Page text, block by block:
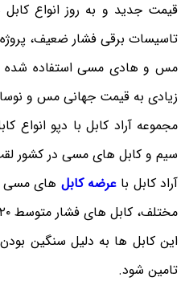
قیمت جدید و به روز انواع
تاسیسات برقی فشار ضعیف، پروژه
مس و هادی مسی استفاده شده
زیادی به قیمت جهانی مس و
مجموعه آراد کابل با دپو انواع
سیم و کابل های مسی در کشور
آراد کابل باعرضه کابل های مسی
مختلف، کابل های فشار متوسط ۲۰ کیلو ولت با هادی مسی و آلومینیومی را نیز به مشتریان عرضه می کند.
این کابل ها به دلیل سنگین
تامین شود.